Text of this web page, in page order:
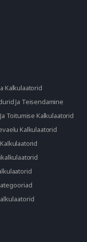
Kalkulaatorid
Ja Teisendamine
Toitumise Kalkulaatorid
Kalkulaatorid